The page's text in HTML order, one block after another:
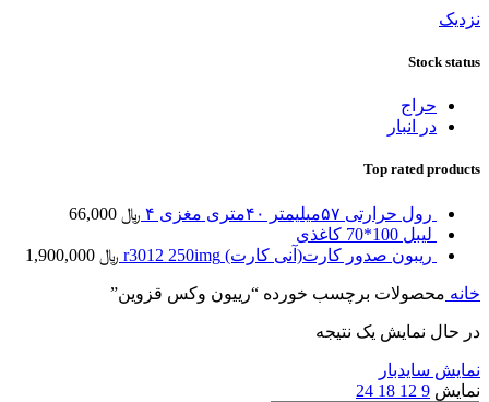
نزدیک
Stock status
حراج
در انبار
Top rated products
رول حرارتی ۵۷میلیمتر ۴۰متری مغزی ۴ ﷼
لیبل 100*70 کاغذی
ریبون صدور کارت(آنی کارت) r3012 250img
﷼
خانه محصولات برچسب خورده “رییون وکس قزوین”
در حال نمایش یک نتیجه
نمایش سایدبار
نمایش 9
12
18
24